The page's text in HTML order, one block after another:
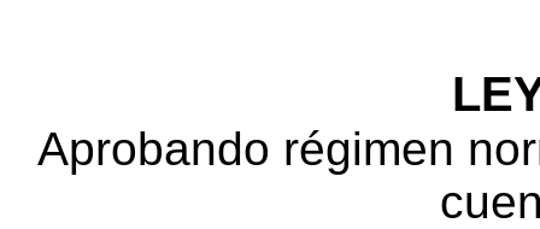
Aprobando régimen